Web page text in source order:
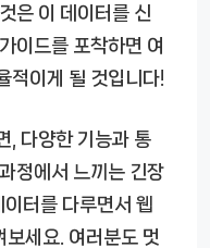
은 이 데이터를 신
이드를 포착하면 여
적이게 될 것입니다!
, 다양한 기능과 통
정에서 느끼는 긴장
터를 다루면서 웹
세요. 여러분도 멋